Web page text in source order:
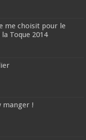
me choisit pour le
Toque 2014
manger !